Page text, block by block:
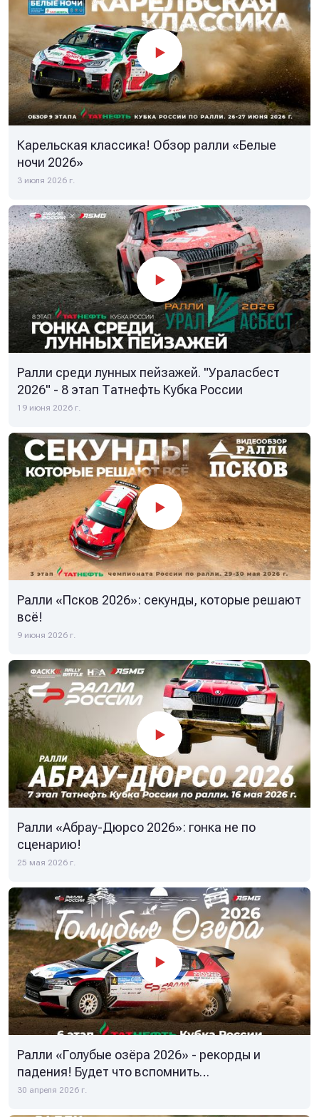
Карельская классика! Обзор ралли «Белые
ночи 2026»
3 июля 2026 г.
Ралли среди лунных пейзажей. "Ураласбест
2026" - 8 этап Татнефть Кубка России
19 июня 2026 г.
Ралли «Псков 2026»: секунды, которые решают
всё!
9 июня 2026 г.
Ралли «Абрау-Дюрсо 2026»: гонка не по
сценарию!
25 мая 2026 г.
Ралли «Голубые озёра 2026» - рекорды и
падения! Будет что вспомнить…
30 апреля 2026 г.